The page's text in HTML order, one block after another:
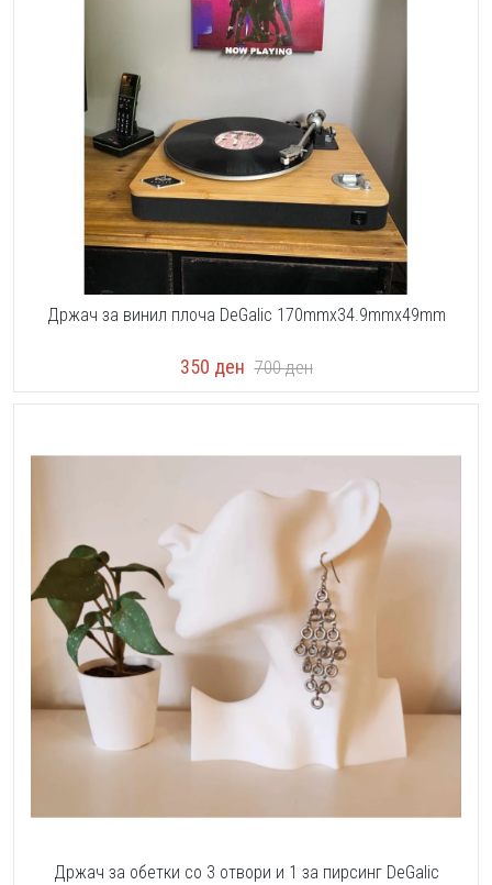
Држач за винил плоча DeGalic 170mmx34.9mmx49mm
350 ден 700ден
Држач за обетки со 3 отвори и 1 за пирсинг DeGalic